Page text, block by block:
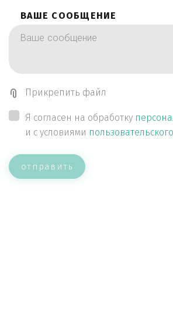
ВАШЕ СООБЩЕНИЕ
Прикрепить файл
Я согласен на обработку
и с условиями
отправить